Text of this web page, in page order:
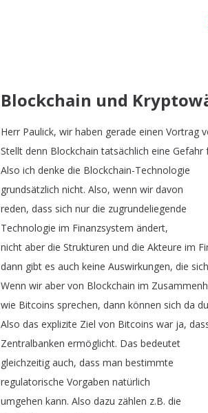
Blockchain und
Herr Paulick, wir haben gerade einen Vortrag
Stellt denn Blockchain tatsächlich eine Gefahr
Also ich denke die Blockchain-Technologie
grundsätzlich nicht. Also, wenn wir davon
reden, dass sich nur die zugrundeliegende
Technologie im Finanzsystem ändert,
nicht aber die Strukturen und die Akteure im
dann gibt es auch keine Auswirkungen, die sich
Wenn wir aber von Blockchain im
wie Bitcoins sprechen, dann können sich da
Also das explizite Ziel von Bitcoins war ja,
Zentralbanken ermöglicht. Das bedeutet
gleichzeitig auch, dass man bestimmte
regulatorische Vorgaben natürlich
umgehen kann. Also dazu zählen z.B. die